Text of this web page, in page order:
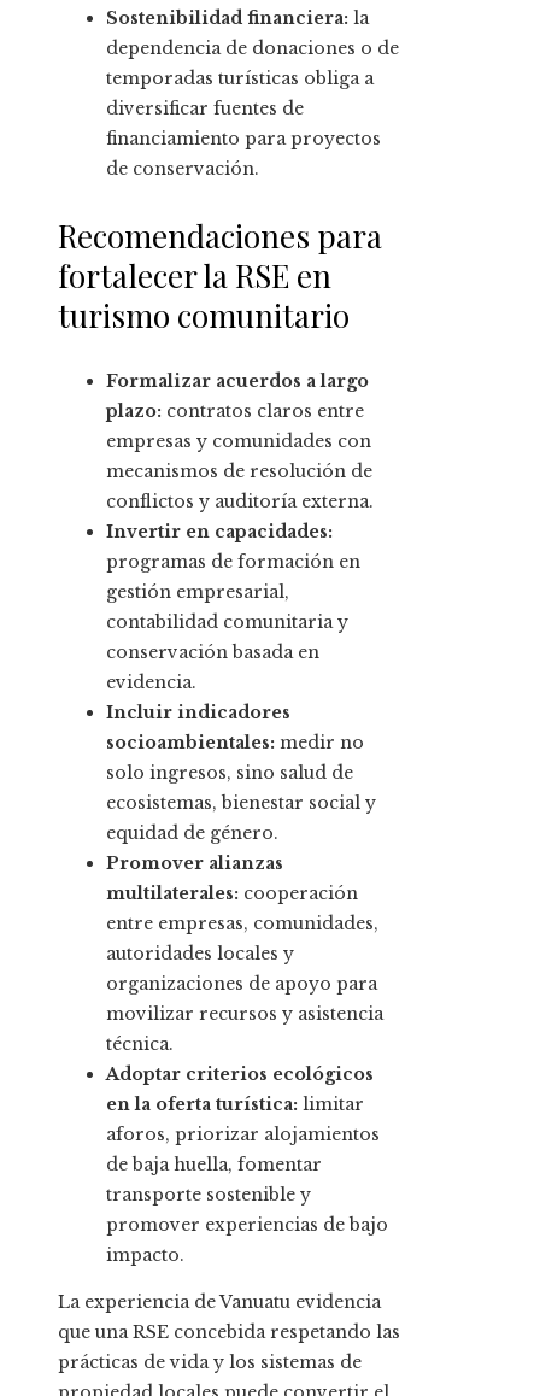
Sostenibilidad financiera: la
dependencia de donaciones o de
temporadas turísticas obliga a
diversificar fuentes de
financiamiento para proyectos
de conservación.
Recomendaciones para
fortalecer la RSE en
turismo comunitario
Formalizar acuerdos a largo
plazo: contratos claros entre
empresas y comunidades con
mecanismos de resolución de
conflictos y auditoría externa.
Invertir en capacidades:
programas de formación en
gestión empresarial,
contabilidad comunitaria y
conservación basada en
evidencia.
Incluir indicadores
socioambientales: medir no
solo ingresos, sino salud de
ecosistemas, bienestar social y
equidad de género.
Promover alianzas
multilaterales: cooperación
entre empresas, comunidades,
autoridades locales y
organizaciones de apoyo para
movilizar recursos y asistencia
técnica.
Adoptar criterios ecológicos
en la oferta turística: limitar
aforos, priorizar alojamientos
de baja huella, fomentar
transporte sostenible y
promover experiencias de bajo
impacto.
La experiencia de Vanuatu evidencia
que una RSE concebida respetando las
prácticas de vida y los sistemas de